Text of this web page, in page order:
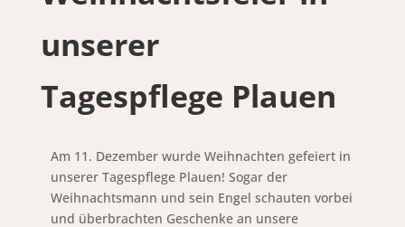
unserer
Tagespflege Plauen
Am 11. Dezember wurde Weihnachten gefeiert in
unserer Tagespflege Plauen! Sogar der
Weihnachtsmann und sein Engel schauten vorbei
und überbrachten Geschenke an unsere